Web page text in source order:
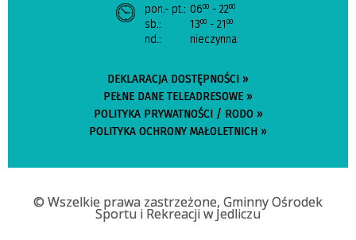
pon.- pt.: 0600 - 2200
sb.: 1300 - 21 00
nd.: nieczynna
DEKLARACJA DOSTĘPNOŚCI »
PEŁNE DANE TELEADRESOWE »
POLITYKA PRYWATNOŚCI / RODO »
POLITYKA OCHRONY MAŁOLETNICH »
© Wszelkie prawa zastrzeżone, Gminny Ośrodek
Sportu i Rekreacji w Jedliczu